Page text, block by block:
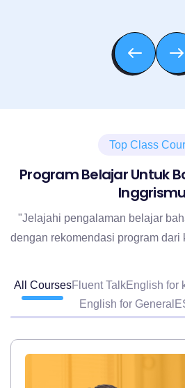
Top Class
Program Belajar Untuk
"Jelajahi pengalaman belajar
dengan rekomendasi program dari
All CoursesFluent TalkEnglish for
English for General